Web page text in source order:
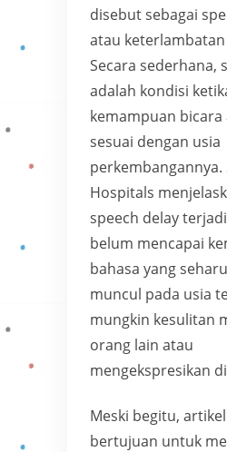
disebut sebagai
atau
Secara sederhana,
adalah kondisi
kemampuan bicara
sesuai dengan usia
perkembangannya.
Hospitals
speech delay
belum mencapai
bahasa yang
muncul pada usia
mungkin kesulitan
orang lain atau
mengekspresikan
Meski begitu,
bertujuan untuk